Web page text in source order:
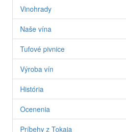
Vinohrady
Naše vína
Tufové pivnice
Výroba vín
História
Ocenenia
Príbehy z Tokaja